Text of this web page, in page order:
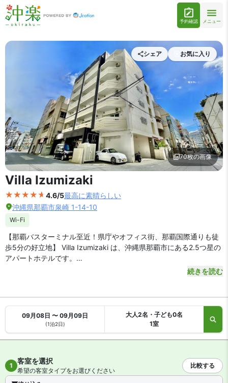
予約確認 メニュー
シェア お気に入り
70枚の画像
Villa Izumizaki
4.6/5最高に素晴らしい
沖縄県那覇市泉崎 1-14-10
Wi-Fi
【那覇バスターミナル至近！県庁やオフィス街、那覇国際通りも徒
歩5分の好立地】 Villa Izumizaki は、沖縄県那覇市にある2.5つ星の
アパートホテルです。
す。空港から車をご利用の場合、約15分で到着します。
ホテルは本島各地に向かう路線バスが発着する那覇バスターミナル
まで徒歩1分。那覇国際通りや県庁・市役所、オフィス街まで徒歩約
【お食事、レストラン】
全室電子レンジや冷蔵庫を備えたキッチンがあるアパートタイプの
続きを読む
09月08日 〜 09月09日
(1泊2日)
大人2名・子ども0名
1室
1
客室を選択
希望の客室タイプをお選びください
比較する